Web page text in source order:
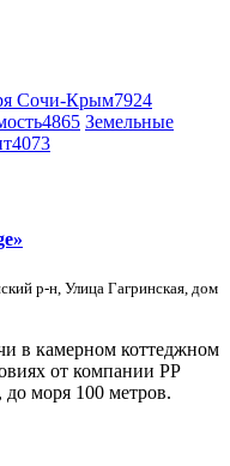
Сочи-Крым7924
4865 Земельные
4073
р-н, Улица Гагринская, дом
в камерном коттеджном
от компании РР
моря 100 метров.